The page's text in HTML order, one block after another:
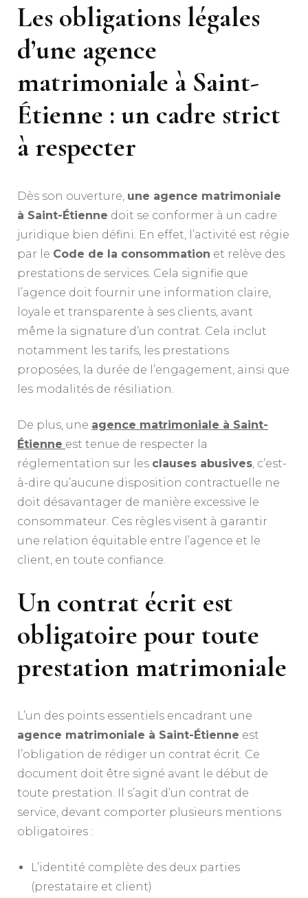
Les obligations légales
d’une agence
matrimoniale à Saint-
Étienne : un cadre strict
à respecter
Dès son ouverture, une agence matrimoniale
à Saint-Étienne doit se conformer à un cadre
juridique bien défini. En effet, l’activité est régie
par le Code de la consommation et relève des
prestations de services. Cela signifie que
l’agence doit fournir une information claire,
loyale et transparente à ses clients, avant
même la signature d’un contrat. Cela inclut
notamment les tarifs, les prestations
proposées, la durée de l’engagement, ainsi que
les modalités de résiliation.
De plus, une agence matrimoniale à Saint-
Étienne est tenue de respecter la
réglementation sur les clauses abusives , c’est-
à-dire qu’aucune disposition contractuelle ne
doit désavantager de manière excessive le
consommateur. Ces règles visent à garantir
une relation équitable entre l’agence et le
client, en toute confiance.
Un contrat écrit est
obligatoire pour toute
prestation matrimoniale
L’un des points essentiels encadrant une
agence matrimoniale à Saint-Étienne est
l’obligation de rédiger un contrat écrit. Ce
document doit être signé avant le début de
toute prestation. Il s’agit d’un contrat de
service, devant comporter plusieurs mentions
obligatoires :
L’identité complète des deux parties
(prestataire et client)